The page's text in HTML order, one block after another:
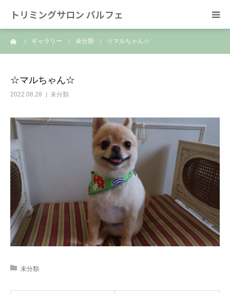
トリミングサロン パルフェ
ギャラリー 未分類 ☆マルちゃん☆
☆マルちゃん☆
2022.08.28 未分類
未分類
HOME